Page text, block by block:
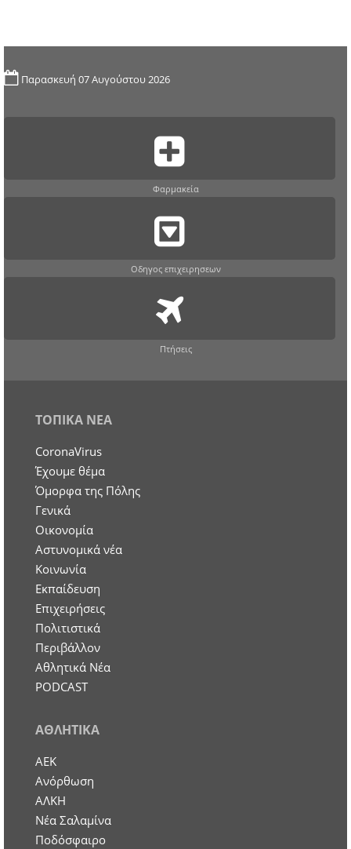
Παρασκευή 07 Αυγούστου 2026
Φαρμακεία
Οδηγος επιχειρησεων
Πτήσεις
ΤΟΠΙΚΑ ΝΕΑ
CoronaVirus
Έχουμε θέμα
Όμορφα της Πόλης
Γενικά
Οικονομία
Aστυνομικά νέα
Κοινωνία
Εκπαίδευση
Επιχειρήσεις
Πολιτιστικά
Περιβάλλον
Αθλητικά Νέα
PODCAST
ΑΘΛΗΤΙΚΑ
ΑΕΚ
Ανόρθωση
ΑΛΚΗ
Νέα Σαλαμίνα
Ποδόσφαιρο